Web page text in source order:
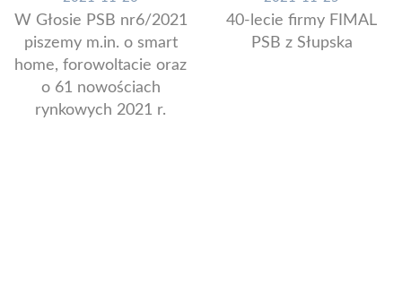
W Głosie PSB nr6/2021
piszemy m.in. o smart
home, forowoltacie oraz
o 61 nowościach
rynkowych 2021 r.
40-lecie firmy FIMAL
PSB z Słupska